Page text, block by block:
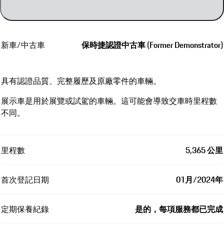
依據保時捷翻新標準
新車/中古車 保時捷認證中古車 (Former Demonstrator)
具有認證品質、完整履歷及原廠零件的車輛。
展示車是用於展覽或試駕的車輛。這可能會導致交車時里程數
不同。